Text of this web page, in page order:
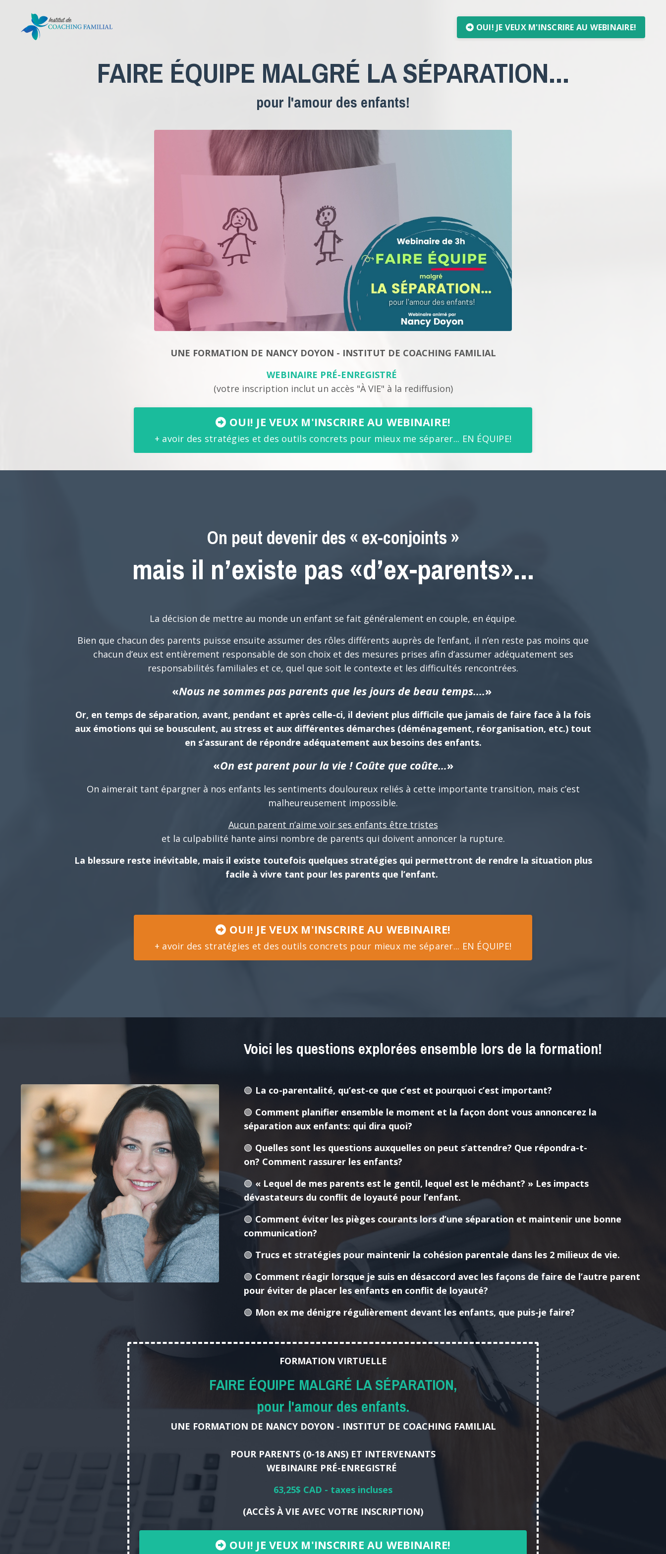
OUI! JE VEUX M'INSCRIRE AU WEBINAIRE!
FAIRE ÉQUIPE MALGRÉ LA SÉPARATION...
pour l'amour des enfants!
UNE FORMATION DE NANCY DOYON - INSTITUT DE COACHING FAMILIAL
WEBINAIRE PRÉ-ENREGISTRÉ
(votre inscription inclut un accès "À VIE" à la rediffusion)
OUI! JE VEUX M'INSCRIRE AU WEBINAIRE!
+ avoir des stratégies et des outils concrets pour mieux me séparer... EN ÉQUIPE!
On peut devenir des « ex-conjoints »
mais il n’existe pas «d’ex-parents»...
La décision de mettre au monde un enfant se fait généralement en couple, en équipe.
Bien que chacun des parents puisse ensuite assumer des rôles différents auprès de l’enfant, il n’en reste pas moins que
chacun d’eux est entièrement responsable de son choix et des mesures prises afin d’assumer adéquatement ses
responsabilités familiales et ce, quel que soit le contexte et les difficultés rencontrées.
«Nous ne sommes pas parents que les jours de beau temps....»
Or, en temps de séparation, avant, pendant et après celle-ci, il devient plus difficile que jamais de faire face à la fois
aux émotions qui se bousculent, au stress et aux différentes démarches (déménagement, réorganisation, etc.) tout
en s’assurant de répondre adéquatement aux besoins des enfants.
«On est parent pour la vie ! Coûte que coûte…»
On aimerait tant épargner à nos enfants les sentiments douloureux reliés à cette importante transition, mais c’est
malheureusement impossible.
Aucun parent n’aime voir ses enfants être tristes
et la culpabilité hante ainsi nombre de parents qui doivent annoncer la rupture.
La blessure reste inévitable, mais il existe toutefois quelques stratégies qui permettront de rendre la situation plus
facile à vivre tant pour les parents que l’enfant.
OUI! JE VEUX M'INSCRIRE AU WEBINAIRE!
+ avoir des stratégies et des outils concrets pour mieux me séparer... EN ÉQUIPE!
Voici les questions explorées ensemble lors de la formation!
🟢 La co-parentalité, qu’est-ce que c’est et pourquoi c’est important?
🟢 Comment planifier ensemble le moment et la façon dont vous annoncerez la
séparation aux enfants: qui dira quoi?
🟢 Quelles sont les questions auxquelles on peut s’attendre? Que répondra-t-
on? Comment rassurer les enfants?
🟢« Lequel de mes parents est le gentil, lequel est le méchant? » Les impacts
dévastateurs du conflit de loyauté pour l’enfant.
🟢 Comment éviter les pièges courants lors d’une séparation et maintenir une bonne
communication?
🟢 Trucs et stratégies pour maintenir la cohésion parentale dans les 2 milieux de vie.
🟢 Comment réagir lorsque je suis en désaccord avec les façons de faire de l’autre parent
pour éviter de placer les enfants en conflit de loyauté?
🟢 Mon ex me dénigre régulièrement devant les enfants, que puis-je faire?
FORMATION VIRTUELLE
FAIRE ÉQUIPE MALGRÉ LA SÉPARATION,
pour l'amour des enfants.
UNE FORMATION DE NANCY DOYON - INSTITUT DE COACHING FAMILIAL
POUR PARENTS (0-18 ANS) ET INTERVENANTS
WEBINAIRE PRÉ-ENREGISTRÉ
63,25$ CAD - taxes incluses
(ACCÈS À VIE AVEC VOTRE INSCRIPTION)
OUI! JE VEUX M'INSCRIRE AU WEBINAIRE!